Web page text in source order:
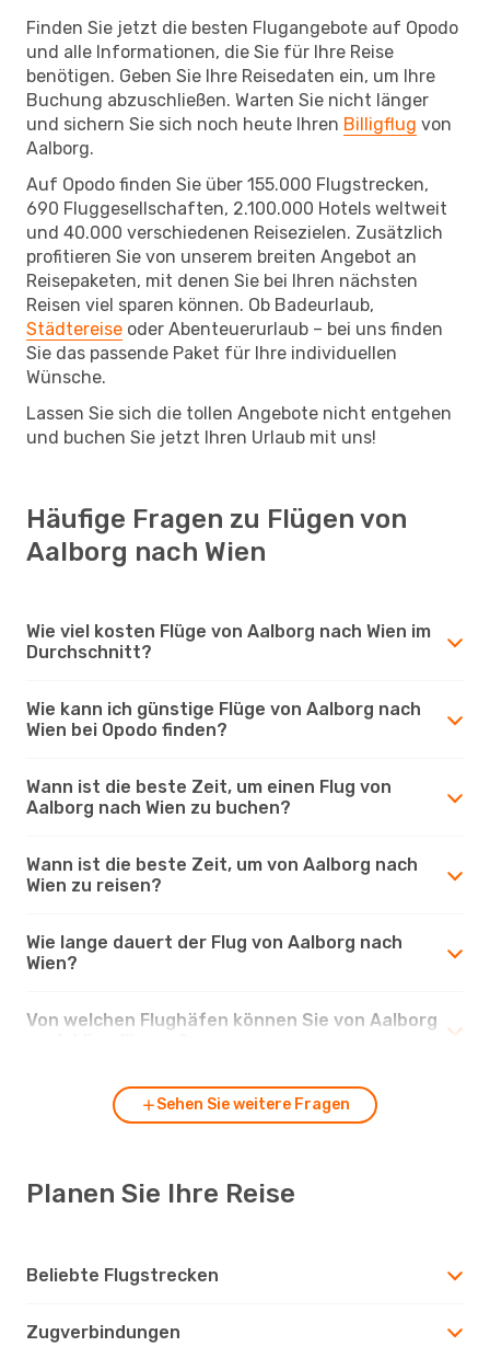
Finden Sie jetzt die besten Flugangebote auf Opodo
und alle Informationen, die Sie für Ihre Reise
benötigen. Geben Sie Ihre Reisedaten ein, um Ihre
Buchung abzuschließen. Warten Sie nicht länger
und sichern Sie sich noch heute Ihren Billigflug von
Aalborg.
Auf Opodo finden Sie über 155.000 Flugstrecken,
690 Fluggesellschaften, 2.100.000 Hotels weltweit
und 40.000 verschiedenen Reisezielen. Zusätzlich
profitieren Sie von unserem breiten Angebot an
Reisepaketen, mit denen Sie bei Ihren nächsten
Reisen viel sparen können. Ob Badeurlaub,
Städtereise oder Abenteuerurlaub – bei uns finden
Sie das passende Paket für Ihre individuellen
Wünsche.
Lassen Sie sich die tollen Angebote nicht entgehen
und buchen Sie jetzt Ihren Urlaub mit uns!
Häufige Fragen zu Flügen von
Aalborg nach Wien
Wie viel kosten Flüge von Aalborg nach Wien im
Durchschnitt?
Wie kann ich günstige Flüge von Aalborg nach
Wien bei Opodo finden?
Wann ist die beste Zeit, um einen Flug von
Aalborg nach Wien zu buchen?
Wann ist die beste Zeit, um von Aalborg nach
Wien zu reisen?
Wie lange dauert der Flug von Aalborg nach
Wien?
Von welchen Flughäfen können Sie von Aalborg
Sehen Sie weitere Fragen
Planen Sie Ihre Reise
Beliebte Flugstrecken
Zugverbindungen